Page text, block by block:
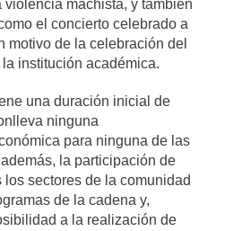
violencia machista, y también
el concierto celebrado a
motivo de la celebración del
institución académica.
una duración inicial de
ninguna
para ninguna de las
la participación de
los sectores de la comunidad
de la cadena y,
a la realización de